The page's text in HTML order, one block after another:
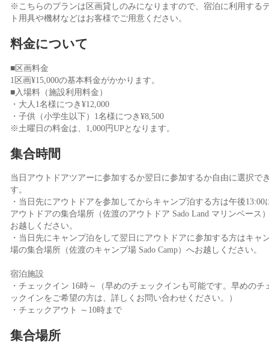
※こちらのプランは区画貸しのみになりますので、宿泊に利用する
ト用具や機材などはお客様でご用意ください。
料金について
■区画料金
1区画¥15,000の基本料金がかかります。
■入場料（施設利用料金）
・大人1名様につき¥12,000
・子供（小学生以下）1名様につき¥8,500
※土曜日の料金は、1,000円UPとなります。
集合時間
当日アウトドアツアーに参加するか翌日に参加するか自由に選択で
す。
・当日先にアウトドアを参加してからキャンプ泊する方は午後13:00
アウトドアの集合場所（佐渡のアウトドア Sado Land マリンベース
お越しください。
・当日先にキャンプ泊をして翌日にアウトドアに参加する方はキャ
場の集合場所（佐渡のキャンプ場 Sado Camp）へお越しください。
宿泊施設
・チェックイン 16時～（早めのチェックインも可能です。早めのチ
ックインをご希望の方は、詳しくお問い合わせください。）
・チェックアウト ～10時まで
集合場所